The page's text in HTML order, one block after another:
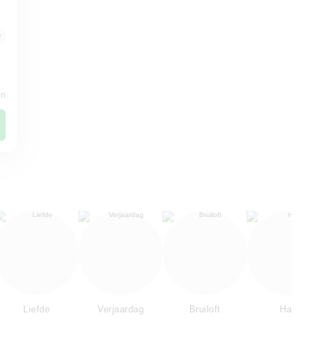
Liefde Verjaardag Bruiloft Hart